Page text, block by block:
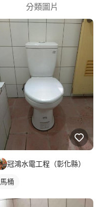
分類圖片
冠鴻水電工程（彰化縣）
馬桶